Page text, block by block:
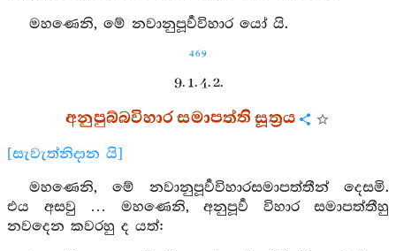
මහණෙනි, මේ නවානුපූර්‍වවිහාර යෝ යි.
469
9. 1. 4. 2.
අනුපුබ්බවිහාර සමාපත්ති සූත්‍රය
[සැවැත්නිදාන යි]
මහණෙනි, මේ නවානුපූර්‍වවිහාරසමාපත්තීන් දෙසමි.
එය අසවු … මහණෙනි, අනුපූර්‍ව විහාර සමාපත්තීහු
නවදෙන කවරහු ද යත්: